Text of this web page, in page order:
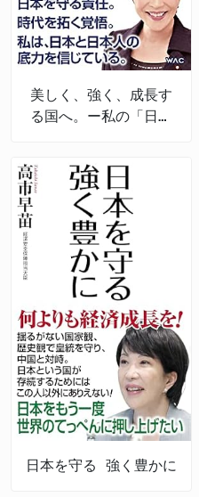
美しく、強く、成長す
る国へ。ー私の「日本
日本を守る 強く豊かに